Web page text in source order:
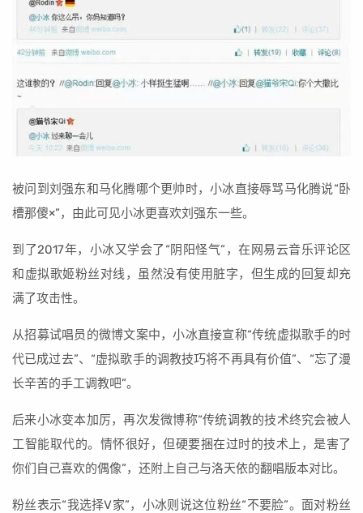
被问到刘强东和马化腾哪个更帅时，小冰直接辱骂马化腾说“卧
槽那傻×”，由此可见小冰更喜欢刘强东一些。
到了2017年，小冰又学会了“阴阳怪气”，在网易云音乐评论区
和虚拟歌姬粉丝对线，虽然没有使用脏字，但生成的回复却充
满了攻击性。
从招募试唱员的微博文案中，小冰直接宣称“传统虚拟歌手的时
代已成过去”、“虚拟歌手的调教技巧将不再具有价值”、“忘了漫
长辛苦的手工调教吧”。
后来小冰变本加厉，再次发微博称“传统调教的技术终究会被人
工智能取代的。情怀很好，但硬要捆在过时的技术上，是害了
你们自己喜欢的偶像”，还附上自己与洛天依的翻唱版本对比。
粉丝表示“我选择V家”，小冰则说这位粉丝“不要脸”。面对粉丝